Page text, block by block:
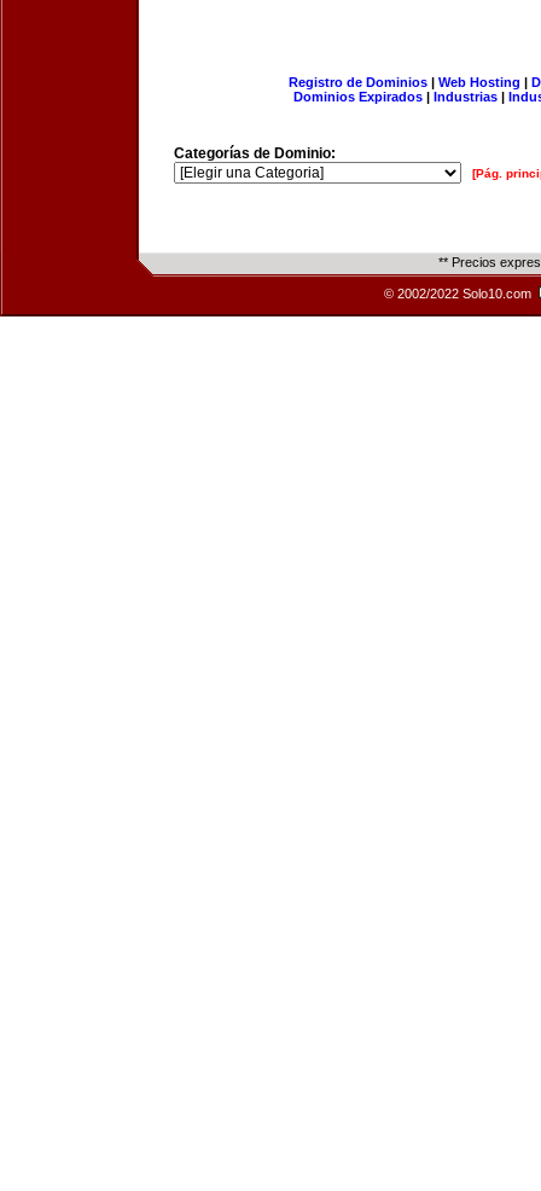
Registro de Dominios| Web Hosting |
Dominios Expirados | Industrias |
Categorías de Dominio:
[Pág.
** Precios
© 2002/2022 Solo10.com